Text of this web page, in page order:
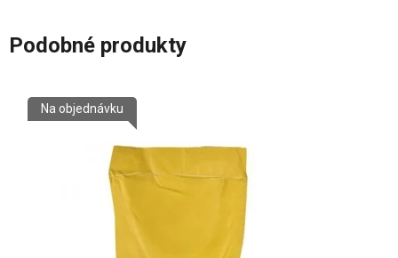
Podobné produkty
Na objednávku